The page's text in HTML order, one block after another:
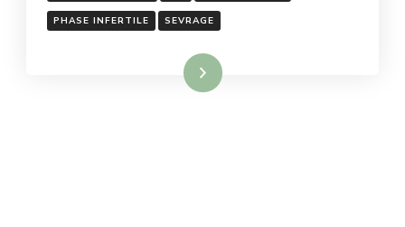
PHASE INFERTILE SEVRAGE
Lire la suite